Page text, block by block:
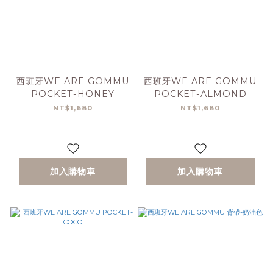
西班牙WE ARE GOMMU
POCKET-HONEY
NT$1,680
加入購物車
西班牙WE ARE GOMMU
POCKET-ALMOND
NT$1,680
加入購物車